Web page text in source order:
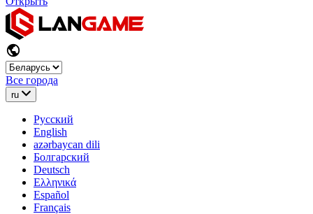
Все города
ru
Русский
English
azərbaycan dili
Болгарский
Deutsch
Ελληνικά
Español
Français